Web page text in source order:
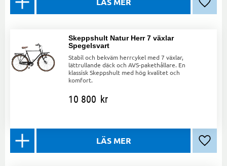
Lägg
Skeppshult Natur Herr 7 växlar
Spegelsvart
Stabil och bekväm herrcykel med 7 växlar,
lättrullande däck och AVS-pakethållare. En
klassisk Skeppshult med hög kvalitet och
komfort.
10 800 kr
Lägg